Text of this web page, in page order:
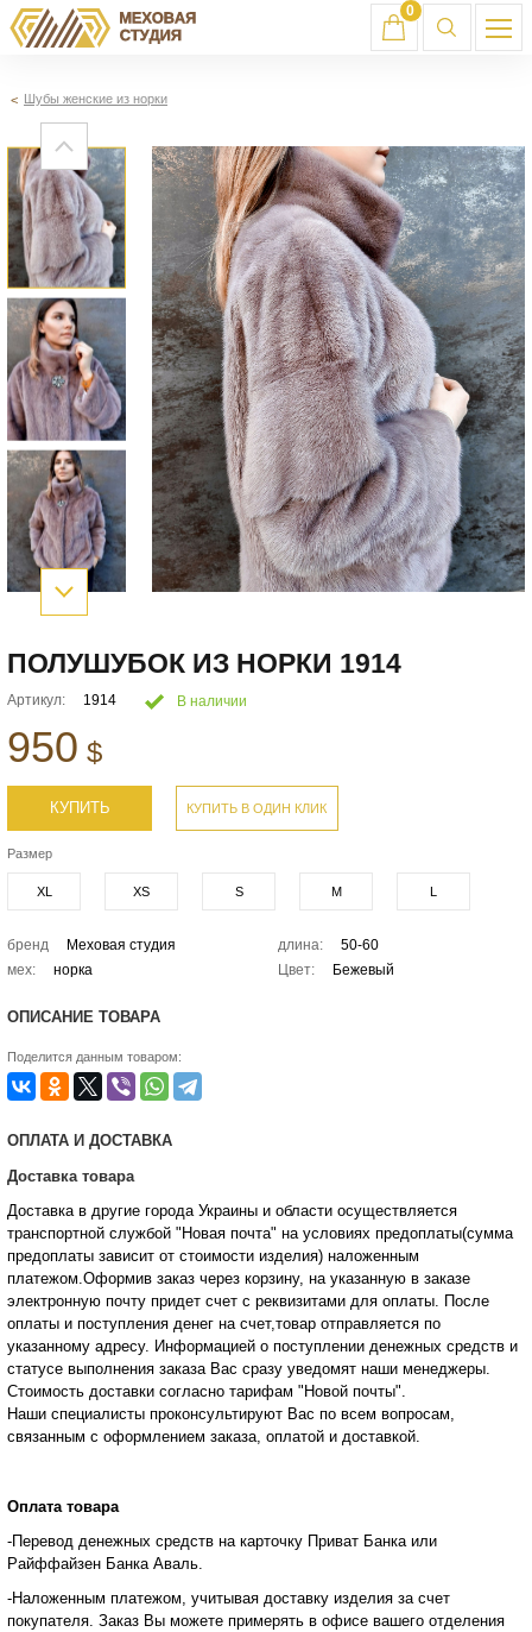
0
Шубы женские из норки
ПОЛУШУБОК ИЗ НОРКИ 1914
Артикул: 1914 В наличии
950 $
КУПИТЬ КУПИТЬ В ОДИН КЛИК
Размер
XL XS S M L
бренд Меховая студия длина:
50-60
мех:
норка Цвет: Бежевый
ОПИСАНИЕ ТОВАРА
Поделится данным товаром:
ОПЛАТА И ДОСТАВКА
Доставка товара
Доставка в другие города Украины и области осуществляется
транспортной службой "Новая почта" на условиях предоплаты(сумма
предоплаты зависит от стоимости изделия) наложенным
платежом.Оформив заказ через корзину, на указанную в заказе
электронную почту придет счет с реквизитами для оплаты. После
оплаты и поступления денег на счет,товар отправляется по
указанному адресу. Информацией о поступлении денежных средств и
статусе выполнения заказа Вас сразу уведомят наши менеджеры.
Стоимость доставки согласно тарифам "Новой почты".
Наши специалисты проконсультируют Вас по всем вопросам,
связанным с оформлением заказа, оплатой и доставкой.
Оплата товара
-Перевод денежных средств на карточку Приват Банка или
Райффайзен Банка Аваль.
-Наложенным платежом, учитывая доставку изделия за счет
покупателя. Заказ Вы можете примерять в офисе вашего отделения